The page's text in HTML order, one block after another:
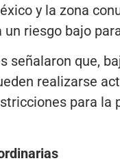
y la zona
un riesgo bajo
señalaron que,
realizarse
para la